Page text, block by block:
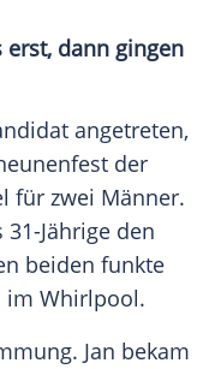
erst, dann gingen
angetreten,
der
für zwei Männer.
Jährige den
beiden funkte
im Whirlpool.
Jan bekam